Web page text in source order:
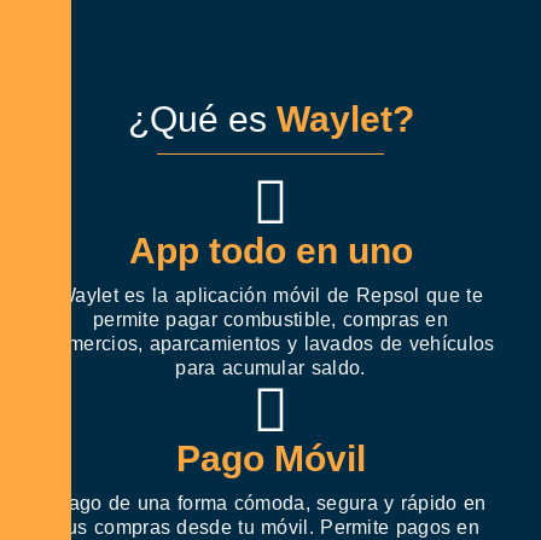
¿Qué es Waylet?
App todo en uno
Waylet es la aplicación móvil de Repsol que te
permite pagar combustible, compras en
comercios, aparcamientos y lavados de vehículos
para acumular saldo.
Pago Móvil
Pago de una forma cómoda, segura y rápido en
tus compras desde tu móvil. Permite pagos en